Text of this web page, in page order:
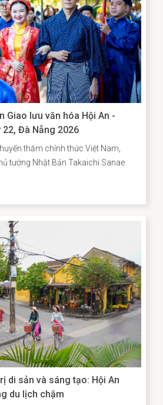
Giao lưu văn hóa Hội An -
22, Đà Nẵng 2026
thăm chính thức Việt Nam,
tướng Nhật Bản Takaichi Sanae
muốn được thăm Di sản văn
để bước đi trên những con đường
Nhật ở đó từng đi qua. Nơi có di
hoàn thành trùng tu với sự hợp
minh chứng cho hơn 400 năm
động giữa hai dân tộc trên
do.
di sản và sáng tạo: Hội An
du lịch chậm